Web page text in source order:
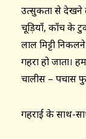
उत्सुकता से देखने
चूड़ियाँ, काँच के
लाल मिट्टी
गहरा हो जाता।
चालीस – पचास
गहराई के साथ-